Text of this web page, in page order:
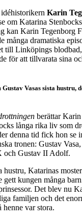
Karin
om Katarina
kan Karin Tegenborg
många dramatiska
till Linköpings
för att tillvarata sina
Vasas sista hustru,
berättar
långa rika liv som
denna tid fick hon se
tronen: Gustav
och Gustav II Adolf.
hustru, Katarinas
kungen många
Det blev nu
familjen och det
henne var stora.